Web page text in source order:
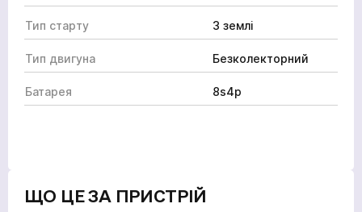
Тип старту З землі
Тип двигуна Безколекторний
Батарея 8s4p
ЩО ЦЕ ЗА ПРИСТРІЙ